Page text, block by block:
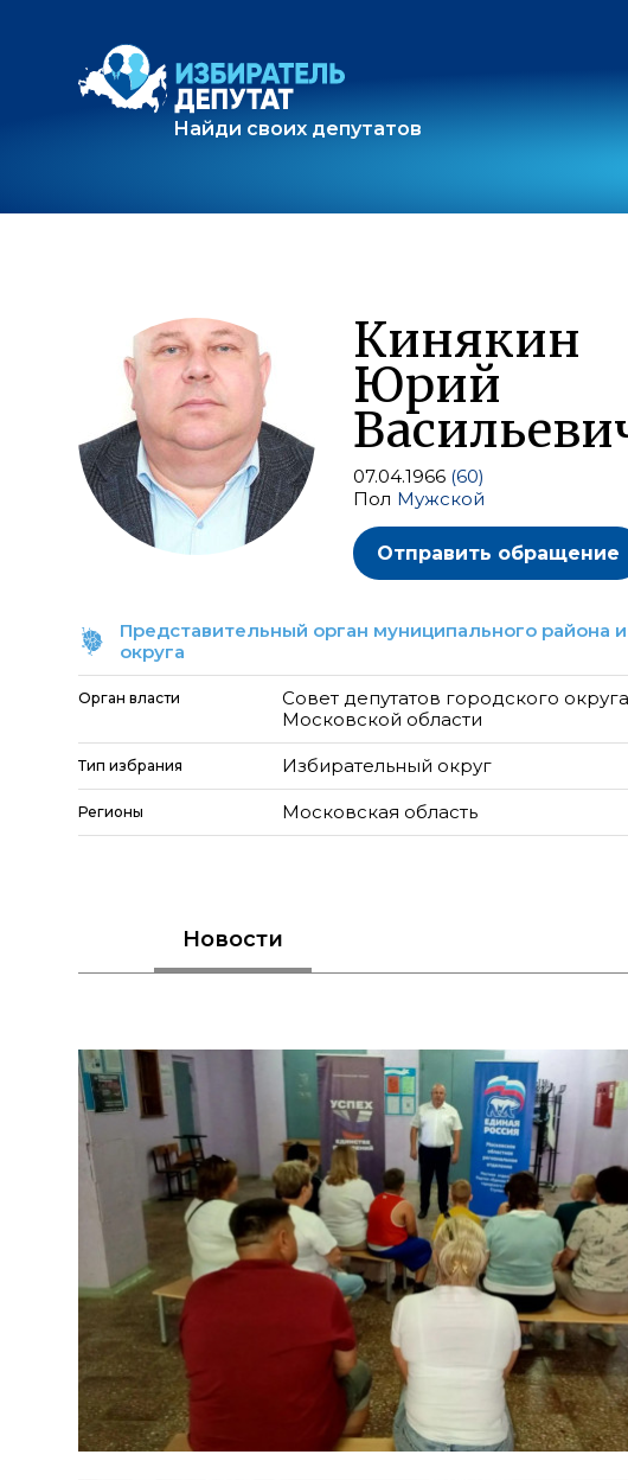
Найди своих депутатов
Кинякин
Юрий
07.04.1966 (60)
Пол Мужской
Отправить обращение
Представительный орган муниципального района
округа
Орган власти
Совет депутатов городского
Московской области
Тип избрания Избирательный округ
Регионы Московская область
Новости